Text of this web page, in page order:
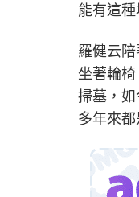
能有這
羅健云
坐著輪
掃墓，
多年來